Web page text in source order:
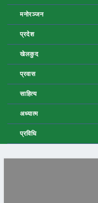
मनोरञ्जन
प्रदेश
खेलकुद
प्रवास
साहित्य
अध्यात्म
प्रविधि